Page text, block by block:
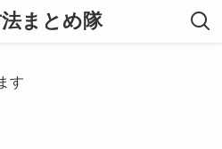
まとめ隊
す